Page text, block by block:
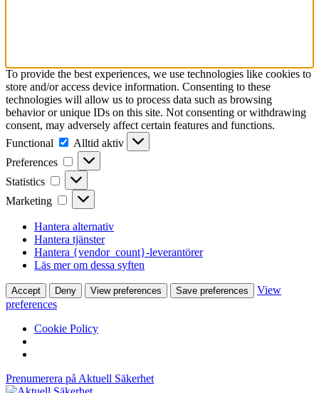
To provide the best experiences, we use technologies like cookies to
store and/or access device information. Consenting to these
technologies will allow us to process data such as browsing
behavior or unique IDs on this site. Not consenting or withdrawing
consent, may adversely affect certain features and functions.
Functional
Functional
Alltid aktiv
Preferences
Preferences
Statistics Statistics
Marketing Marketing
Hantera alternativ
Hantera tjänster
Hantera {vendor_count}-leverantörer
Läs mer om dessa syften
Accept Deny View preferences Save preferences
View
preferences
Cookie Policy
Prenumerera på Aktuell Säkerhet